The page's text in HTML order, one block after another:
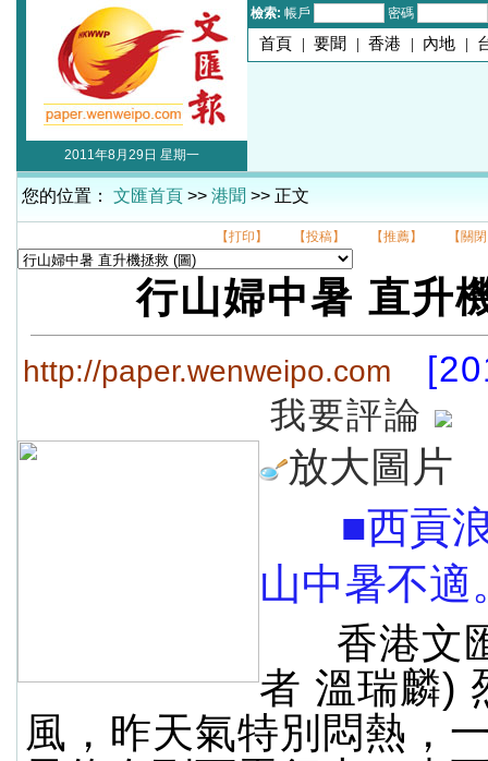
檢索: 帳戶 密碼
首頁 | 要聞 | 香港 | 內地 |
2011年8月29日 星期一
您的位置： 文匯首頁 >> 港聞 >> 正文
【打印】 【投稿】 【推薦】 【關
行山婦中暑 直升
http://paper.wenweipo.com
我要評論
放大圖片
■西貢
山中暑不適
香港文
者 溫瑞麟)
風，昨天氣特別悶熱，